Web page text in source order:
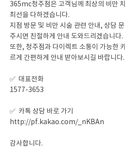
365mc청주점은 고객님께 최상의 비만
최선을 다하겠습니다.
지점 방문 및 비만 시술 관련 안내, 상담
주시면 친절하게 안내 도와드리겠습니다.
또한, 청주점과 다이렉트 소통이 가능한
르게 간편하게 안내 받아보시길 바랍니다.
✅ 대표전화
1577-3653
✅ 카톡 상담 바로 가기
http://pf.kakao.com/_nKBAn
감사합니다.